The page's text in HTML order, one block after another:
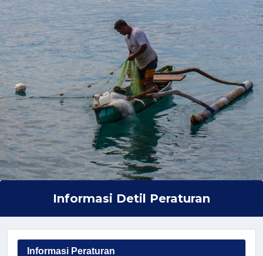
Informasi Detil Peraturan
Informasi Peraturan